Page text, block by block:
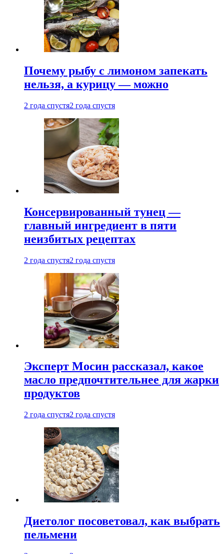
Почему рыбу с лимоном запекать
нельзя, а курицу — можно
2 года спустя2 года спустя
Консервированный тунец —
главный ингредиент в пяти
неизбитых рецептах
2 года спустя2 года спустя
Эксперт Мосин рассказал, какое
масло предпочтительнее для жарки
продуктов
2 года спустя2 года спустя
Диетолог посоветовал, как выбрать
пельмени